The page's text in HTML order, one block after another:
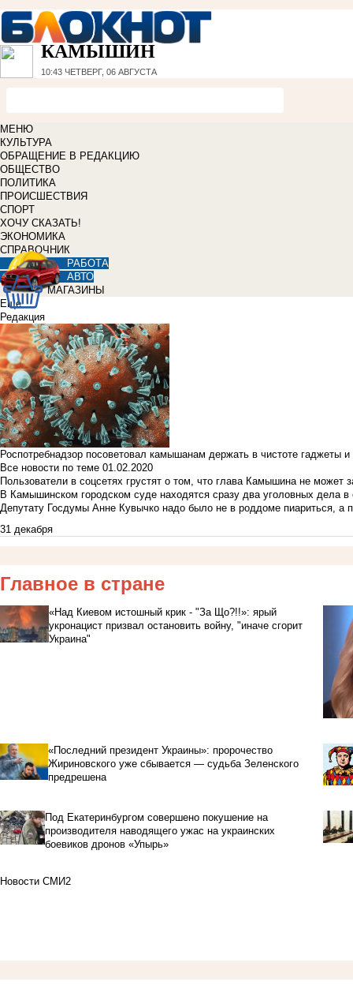
КАМЫШИН
10:43 ЧЕТВЕРГ, 06 АВГУСТА
МЕНЮ
КУЛЬТУРА
ОБРАЩЕНИЕ В РЕДАКЦИЮ
ОБЩЕСТВО
ПОЛИТИКА
ПРОИСШЕСТВИЯ
СПОРТ
ХОЧУ СКАЗАТЬ!
ЭКОНОМИКА
СПРАВОЧНИК
РАБОТА
АВТО
МАГАЗИНЫ
Еще
Редакция
Роспотребнадзор посоветовал камышанам держать в чистоте гаджеты
Все новости по теме 01.02.2020
Пользователи в соцсетях грустят о том, что глава Камышина не может
В Камышинском городском суде находятся сразу два уголовных дела
Депутату Госдумы Анне Кувычко надо было не в роддоме пиариться, а
31 декабря
Главное в стране
«Над Киевом истошный крик - "За Що?!!»: ярый
укронацист призвал остановить войну, "иначе сгорит
Украина"
«Последний президент Украины»: пророчество
Жириновского уже сбывается — судьба Зеленского
предрешена
Под Екатеринбургом совершено покушение на
производителя наводящего ужас на украинских
боевиков дронов «Упырь»
Новости СМИ2